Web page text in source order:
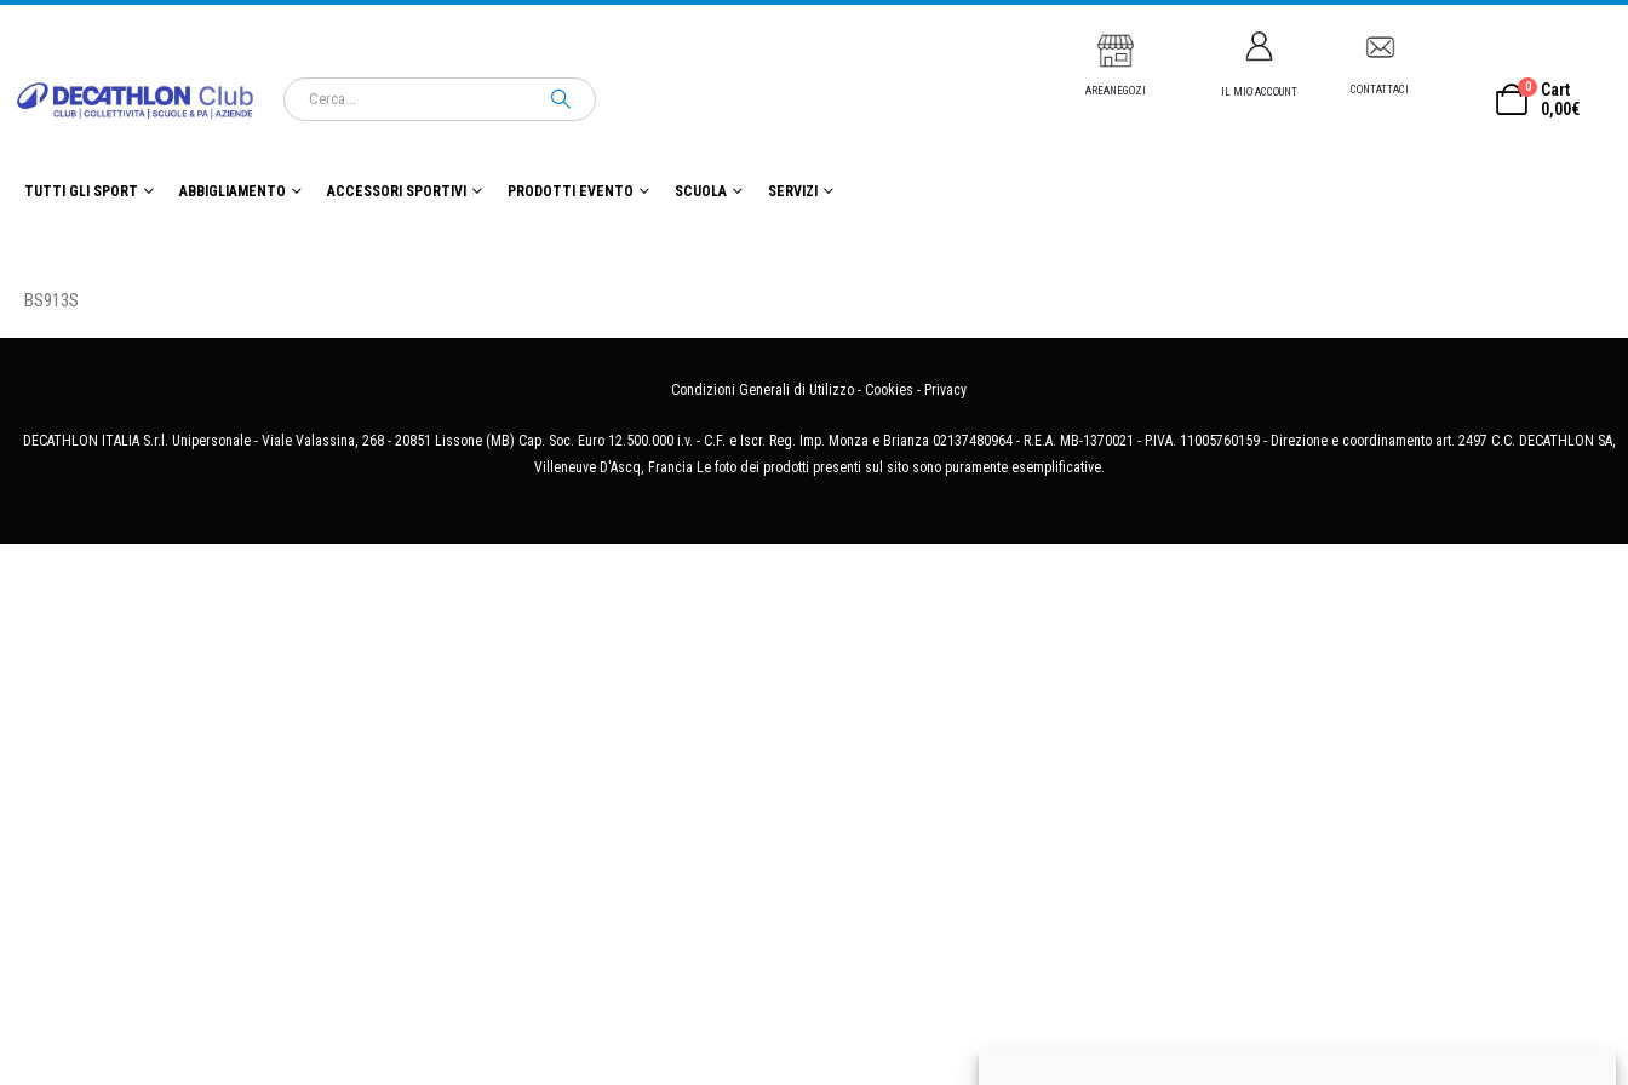
AREANEGOZI IL MIO ACCOUNT CONTATTACI 0
Cart
0,00€
TUTTI GLI SPORT ABBIGLIAMENTO ACCESSORI SPORTIVI PRODOTTI EVENTO SCUOLA SERVIZI
BS913S
Condizioni Generali di Utilizzo - Cookies - Privacy
DECATHLON ITALIA S.r.l. Unipersonale - Viale Valassina, 268 - 20851 Lissone (MB) Cap. Soc. Euro 12.500.000 i.v. - C.F. e Iscr. Reg. Imp. Monza e Brianza 02137480964 - R.E.A. MB-1370021 - P.IVA. 11005760159 - Direzione e coordinamento art. 2497 C.C. DECATHLON SA,
Villeneuve D'Ascq, Francia Le foto dei prodotti presenti sul sito sono puramente esemplificative.